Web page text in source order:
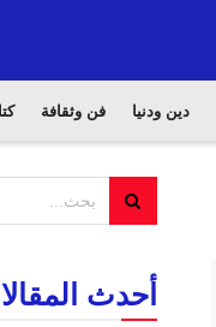
دين ودنيا فن وثقافة
أحدث